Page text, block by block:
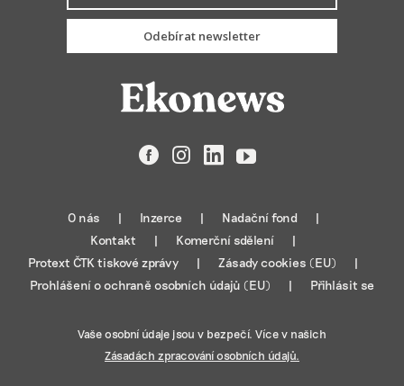
Odebírat newsletter
FacebookInstagramLinkedIn
YouTube
O nás Inzerce
Nadační fond
Kontakt
Komerční sdělení
Protext ČTK tiskové zprávy
Zásady cookies (EU)
Prohlášení o ochraně osobních údajů (EU)
Přihlásit se
Vaše osobní údaje jsou v bezpečí. Více v našich
Zásadách zpracování osobních údajů.